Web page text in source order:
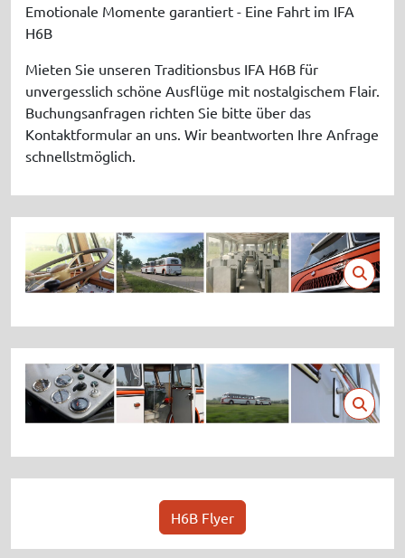
Emotionale Momente garantiert - Eine Fahrt im IFA
H6B
Mieten Sie unseren Traditionsbus IFA H6B für
unvergesslich schöne Ausflüge mit nostalgischem Flair.
Buchungsanfragen richten Sie bitte über das
Kontaktformular an uns. Wir beantworten Ihre Anfrage
schnellstmöglich.
H6B Flyer